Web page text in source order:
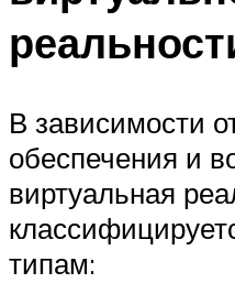
В зависимости
обеспечения и
виртуальная
типам: